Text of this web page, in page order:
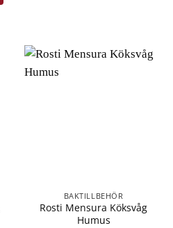
BAKTILLBEHÖR
Rosti Mensura Köksvåg
Humus